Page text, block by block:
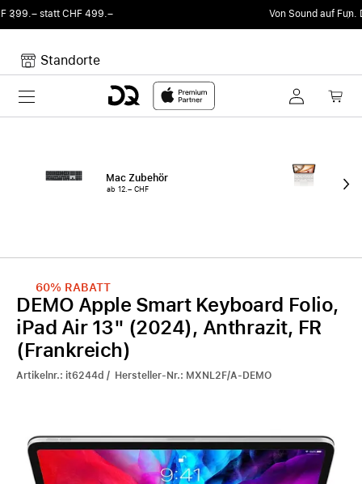
DQ Radio by my105 DJ Radio.
Standorte
Toggle navigation
Mac Zubehör
ab 12.– CHF ab
60% RABATT
DEMO Apple Smart Keyboard Folio,
iPad Air 13" (2024), Anthrazit, FR
(Frankreich)
Artikelnr.: it6244d / Hersteller-Nr.: MXNL2F/A-DEMO